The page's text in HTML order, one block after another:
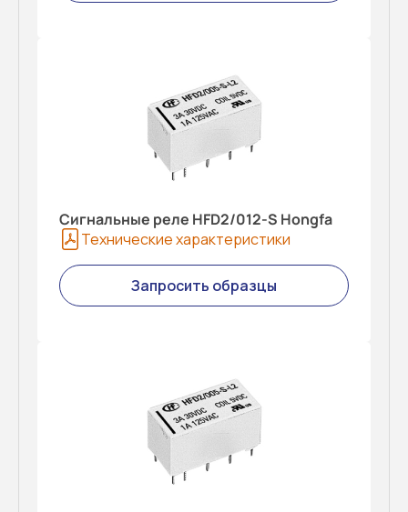
Сигнальные реле HFD2/012-S Hongfa
Технические характеристики
Запросить образцы